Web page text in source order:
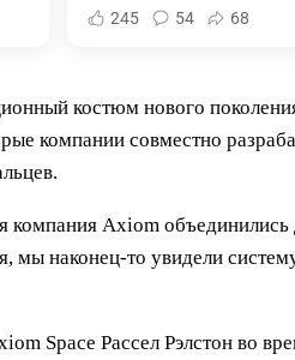
245 54 68
костюм нового
компании совместно
компания Axiom
мы наконец-то увидели
Space Рассел Рэлстон во